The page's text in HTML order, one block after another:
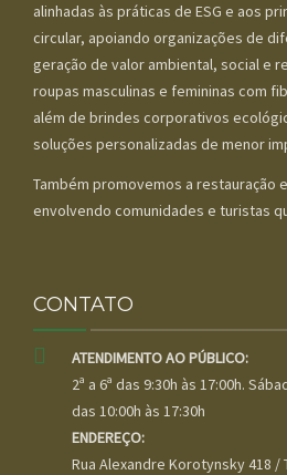
alinhadas às práticas de ESG e aos
circular, apoiando organizações de
geração de valor ambiental, social e
roupas masculinas e femininas com
além de brindes corporativos
soluções personalizadas de menor
Também promovemos a restauração
envolvendo comunidades e turistas
CONTATO
ATENDIMENTO AO PÚBLICO:
2ª a 6ª das 9:30h às 17:00h.
das 10:00h às 17:30h
ENDEREÇO:
Rua Alexandre Korotynsky 418